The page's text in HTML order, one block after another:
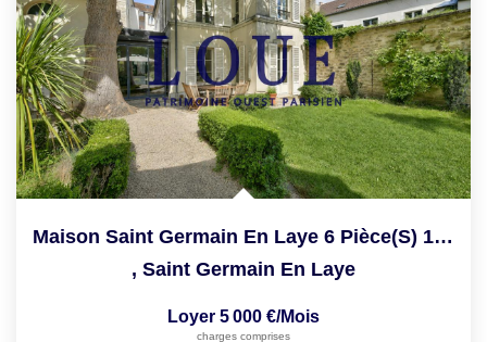
Maison Saint Germain En Laye 6 Pièce(s) 150 M2
, Saint Germain En Laye
Loyer 5 000 €/mois
charges comprises